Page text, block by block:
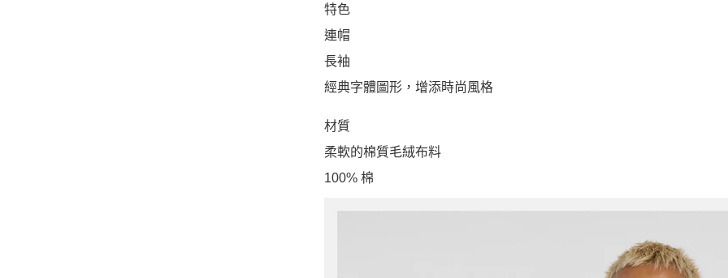
特色
連帽
長袖
經典字體圖形，增添時尚風格
材質
柔軟的棉質毛絨布料
100% 棉